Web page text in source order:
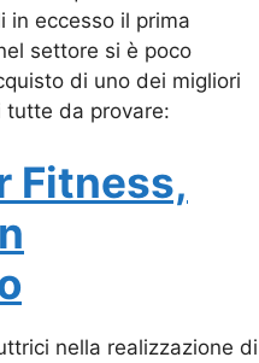
in eccesso il prima
settore si è poco
di uno dei migliori
tutte da provare:
Fitness,
nella realizzazione di